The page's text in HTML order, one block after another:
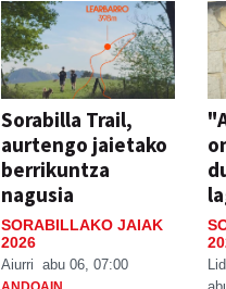
Sorabilla Trail,
aurtengo jaietako
berrikuntza
nagusia
SORABILLAKO JAIAK
2026
Aiurri abu 06, 07:00